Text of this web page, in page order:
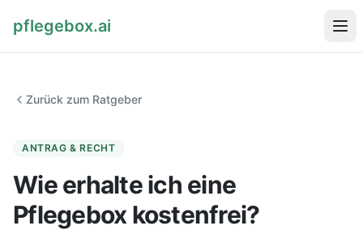
pflegebox.ai
Startseite
Pflegebox kostenlos bestellen
Zurück zum Ratgeber
ANTRAG & RECHT
Wie erhalte ich eine
Pflegebox kostenfrei?